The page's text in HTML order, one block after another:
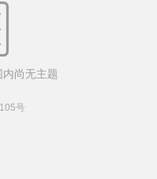
尚无主题
号